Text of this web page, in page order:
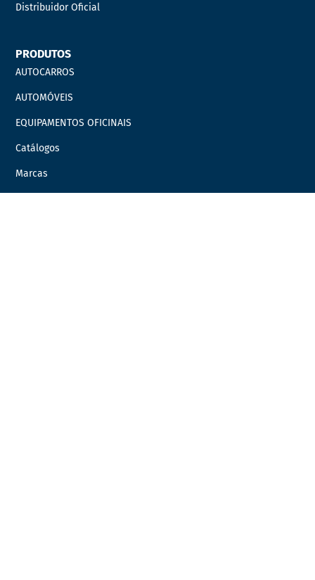
Distribuidor Oficial
PRODUTOS
AUTOCARROS
AUTOMÓVEIS
EQUIPAMENTOS OFICINAIS
Catálogos
Marcas